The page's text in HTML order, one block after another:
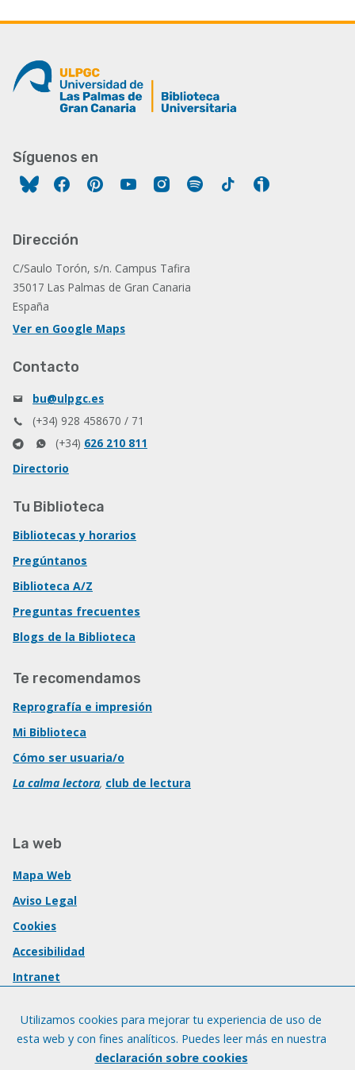
Síguenos en
FacebookPinterestYouTubeInstagram
Spotify Tiktok
Dirección
C/Saulo Torón, s/n. Campus Tafira
35017 Las Palmas de Gran Canaria
España
Ver en Google Maps
Contacto
bu@ulpgc.es
(+34) 928 458670 / 71
(+34) 626 210 811
Directorio
Tu Biblioteca
Bibliotecas y horarios
Pregúntanos
Biblioteca A/Z
Preguntas frecuentes
Blogs de la Biblioteca
Te recomendamos
Reprografía e impresión
Mi Biblioteca
Cómo ser usuaria/o
La calma lectora, club de lectura
La web
Mapa Web
Aviso Legal
Cookies
Accesibilidad
Intranet
Utilizamos cookies para mejorar tu experiencia de uso de
esta web y con fines analíticos. Puedes leer más en nuestra
declaración sobre cookies